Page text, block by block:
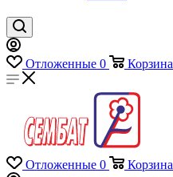
Отложенные 0 Корзина
Отложенные 0 Корзина